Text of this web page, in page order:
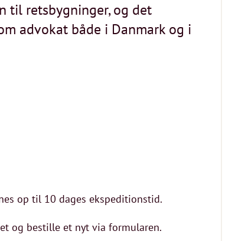
til retsbygninger, og det
advokat både i Danmark og i
op til 10 dages ekspeditionstid.
og bestille et nyt via formularen.